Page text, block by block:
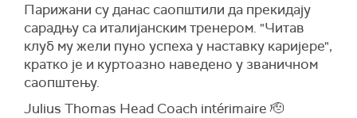
Парижани су данас саопштили да прекидају
сарадњу са италијанским тренером. "Читав
клуб му жели пуно успеха у наставку каријере",
кратко је и куртоазно наведено у званичном
саопштењу.
Julius Thomas Head Coach intérimaire 🫡